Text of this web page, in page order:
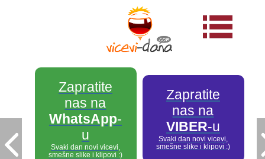
Zapratite
nas na
WhatsApp-
u
Svaki dan novi vicevi,
smešne slike i klipovi :)
Zapratite
nas na
VIBER-u
Svaki dan novi vicevi,
smešne slike i klipovi :)